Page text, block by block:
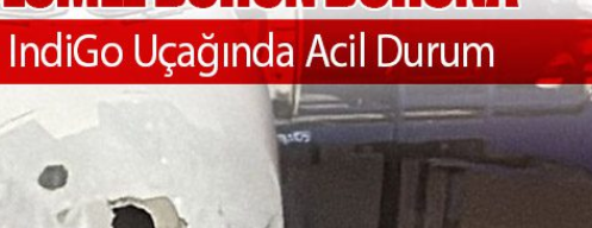
AJet Uçuşlarıyla Rus Turist İçin Yeni Türkiye Rotası
Airbus Temmuz bilançosunu açıkladı: 204 yeni sipariş